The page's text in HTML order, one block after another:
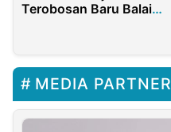
Terobosan Baru Balai
MEDIA PARTNER